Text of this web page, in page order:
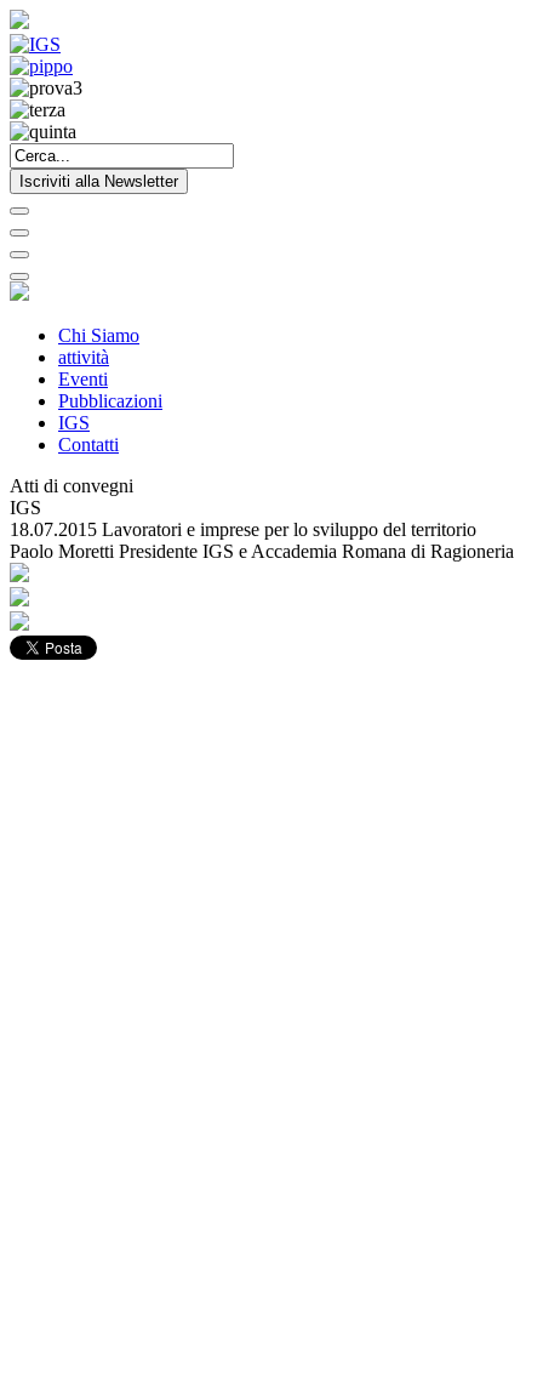
Iscriviti alla Newsletter
Chi Siamo
attività
Eventi
Pubblicazioni
IGS
Contatti
Atti di convegni
IGS
18.07.2015 Lavoratori e imprese per lo sviluppo del territorio
Paolo Moretti Presidente IGS e Accademia Romana di Ragioneria